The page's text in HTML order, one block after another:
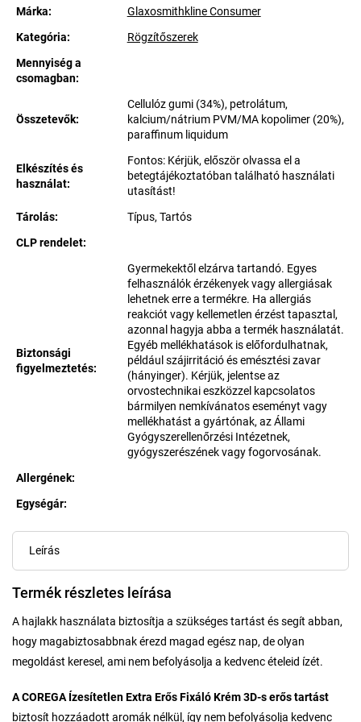
Kategória:
Rögzítőszerek
Mennyiség a
csomagban:
Összetevők:
Cellulóz gumi (34%), petrolátum,
kalcium/nátrium PVM/MA kopolimer (20%),
paraffinum liquidum
Elkészítés és
használat:
Fontos: Kérjük, először olvassa el a
betegtájékoztatóban található használati
utasítást!
Tárolás:
Típus, Tartós
CLP rendelet:
Biztonsági
figyelmeztetés:
Gyermekektől elzárva tartandó. Egyes
felhasználók érzékenyek vagy allergiásak
lehetnek erre a termékre. Ha allergiás
reakciót vagy kellemetlen érzést tapasztal,
azonnal hagyja abba a termék használatát.
Egyéb mellékhatások is előfordulhatnak,
például szájirritáció és emésztési zavar
(hányinger). Kérjük, jelentse az
orvostechnikai eszközzel kapcsolatos
bármilyen nemkívánatos eseményt vagy
mellékhatást a gyártónak, az Állami
Gyógyszerellenőrzési Intézetnek,
gyógyszerészének vagy fogorvosának.
Allergének:
Márka: Glaxosmithkline Consumer
Egységár:
Leírás
Termék részletes leírása
A hajlakk használata biztosítja a szükséges tartást és segít abban,
hogy magabiztosabbnak érezd magad egész nap, de olyan
megoldást keresel, ami nem befolyásolja a kedvenc ételeid ízét.
A COREGA Ízesítetlen Extra Erős Fixáló Krém3D-s erős tartást
biztosít hozzáadott aromák nélkül, így nem befolyásolja kedvenc